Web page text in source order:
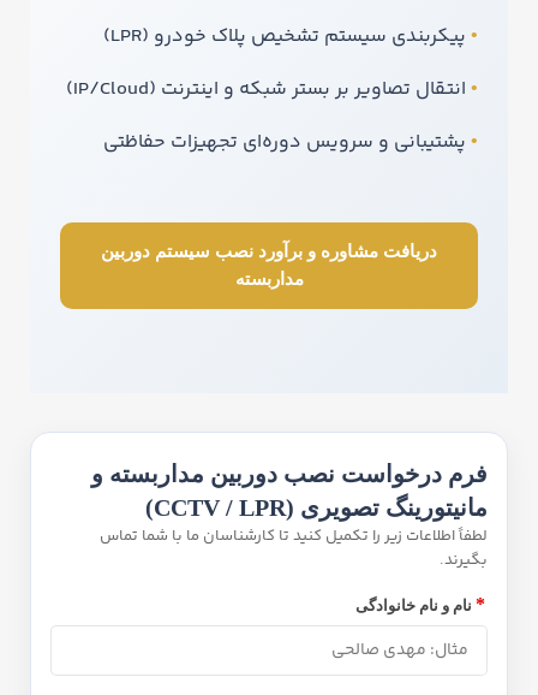
پیکربندی سیستم تشخیص پلاک خودرو (LPR)
انتقال تصاویر بر بستر شبکه و اینترنت (IP/Cloud)
پشتیبانی و سرویس دوره‌ای تجهیزات حفاظتی
دریافت مشاوره و برآورد نصب سیستم دوربین
مداربسته
فرم درخواست نصب دوربین مداربسته و
مانیتورینگ تصویری (CCTV / LPR)
لطفاً اطلاعات زیر را تکمیل کنید تا کارشناسان ما با شما تماس
بگیرند.
* نام و نام خانوادگی